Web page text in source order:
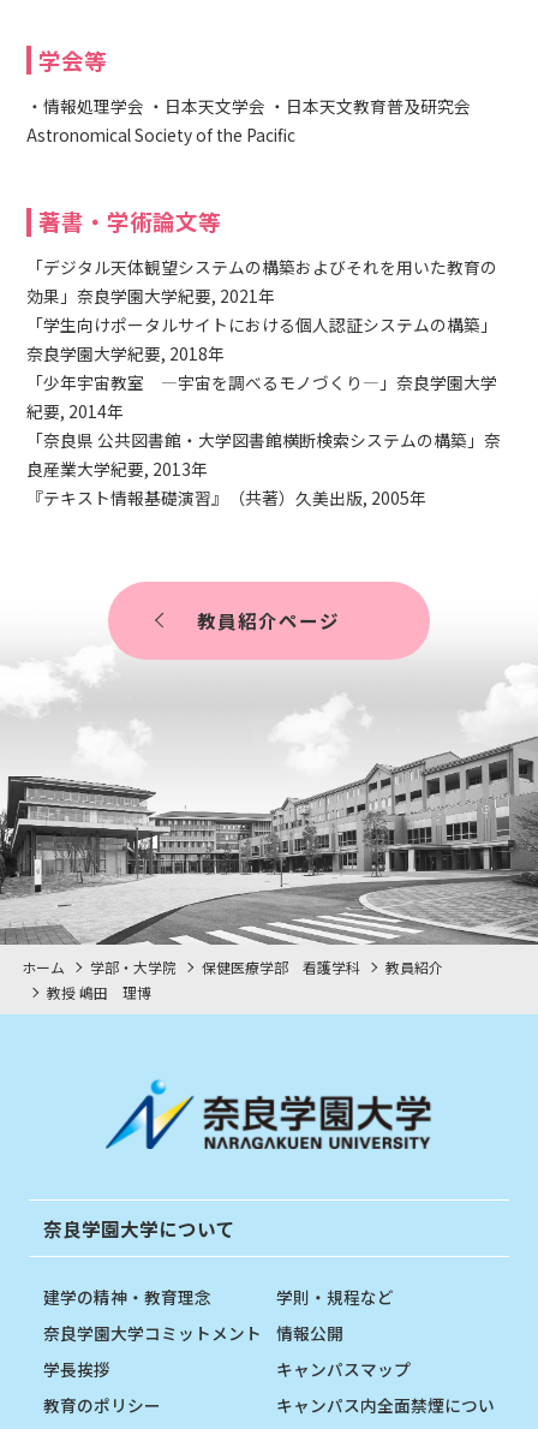
学会等
・情報処理学会 ・日本天文学会 ・日本天文教育普及研究会
Astronomical Society of the Pacific
著書・学術論文等
「デジタル天体観望システムの構築およびそれを用いた教育の
効果」奈良学園大学紀要, 2021年
「学生向けポータルサイトにおける個人認証システムの構築」
奈良学園大学紀要, 2018年
「少年宇宙教室 —宇宙を調べるモノづくり—」奈良学園大学
紀要, 2014年
「奈良県 公共図書館・大学図書館横断検索システムの構築」奈
良産業大学紀要, 2013年
『テキスト情報基礎演習』（共著）久美出版, 2005年
教員紹介ページ
ホーム 学部・大学院 保健医療学部 看護学科
教員紹介
教授 嶋田 理博
奈良学園大学について
建学の精神・教育理念
奈良学園大学コミットメント
学長挨拶
教育のポリシー
学則・規程など
情報公開
キャンパスマップ
キャンパス内全面禁煙につい